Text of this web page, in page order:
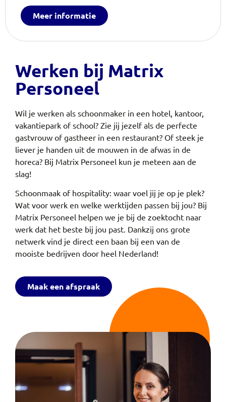
Meer informatie
Werken bij Matrix
Personeel
Wil je werken als schoonmaker in een hotel, kantoor,
vakantiepark of school? Zie jij jezelf als de perfecte
gastvrouw of gastheer in een restaurant? Of steek je
liever je handen uit de mouwen in de afwas in de
horeca? Bij Matrix Personeel kun je meteen aan de
slag!
Schoonmaak of hospitality: waar voel jij je op je plek?
Wat voor werk en welke werktijden passen bij jou? Bij
Matrix Personeel helpen we je bij de zoektocht naar
werk dat het beste bij jou past. Dankzij ons grote
netwerk vind je direct een baan bij een van de
mooiste bedrijven door heel Nederland!
Maak een afspraak